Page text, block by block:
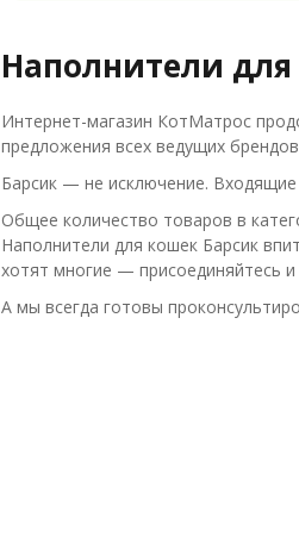
Наполнители
Интернет-магазин КотМатрос
предложения всех ведущих
Барсик — не исключение. Входящие
Общее количество товаров в
Наполнители для кошек Барсик
хотят многие — присоединяйтесь и
А мы всегда готовы